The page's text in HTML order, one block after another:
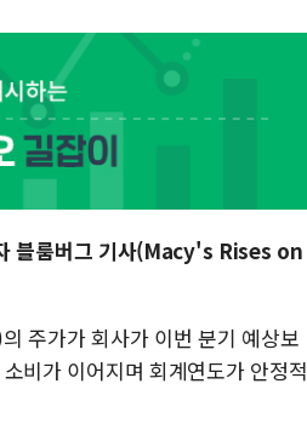
블룸버그 기사(Macy's Rises on
주가가 회사가 이번 분기 예상보
비가 이어지며 회계연도가 안정적